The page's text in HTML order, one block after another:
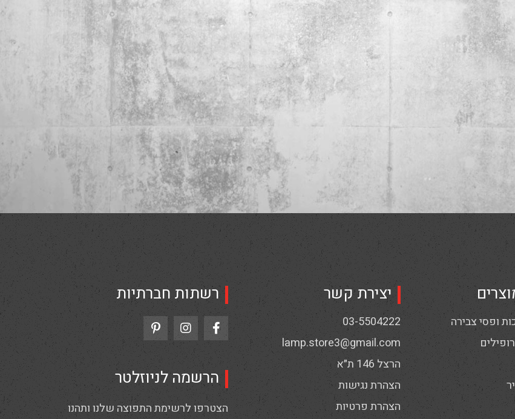
ופסי צבירה
יצירת קשר
03-5504222
lamp.store3@gmail.com
הרצל 146 ת״א
הצהרת נגישות
הצהרת פרטיות
רשתות חברתיות
הרשמה לניוזלטר
הצטרפו לרשימת התפוצה שלנו ותהנו